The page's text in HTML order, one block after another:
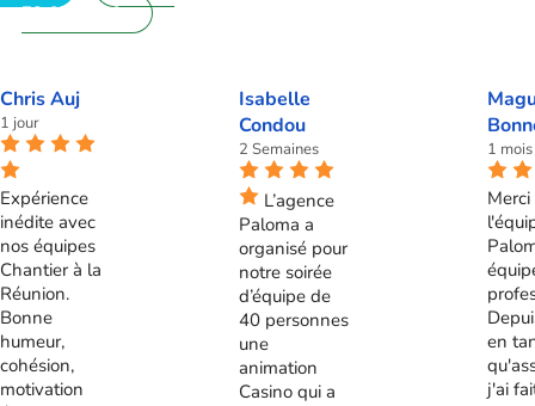
72 62 28 60
Chris Auj
1 jour
Expérience
inédite avec
nos équipes
Chantier à la
Réunion.
Bonne
humeur,
cohésion,
motivation
Isabelle
Condou
2 Semaines
L’agence
Paloma a
organisé pour
notre soirée
d’équipe de
40 personnes
une
animation
Casino qui a
1 mois
en
j'ai